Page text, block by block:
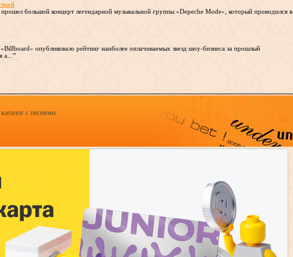
большой концерт легендарной музыкальной группы «Depeche Mode», который проводился в
«Billboard» опубликовало рейтинг наиболее оплачиваемых звезд шоу-бизнеса за прошлый
"
с песнями.